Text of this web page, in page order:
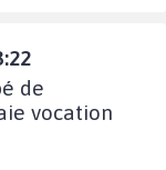
de
vocation